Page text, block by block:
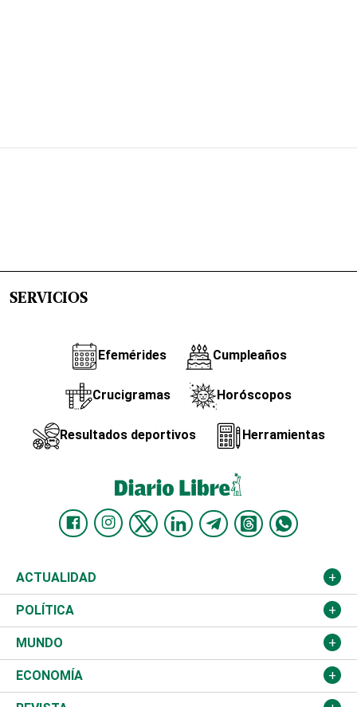
SERVICIOS
Efemérides Cumpleaños
Crucigramas Horóscopos
Resultados deportivos Herramientas
ACTUALIDAD
Nacional
Ciudad
Educación
POLÍTICA
Partidos
JCE
MUNDO
Estados Unidos
ECONOMÍA